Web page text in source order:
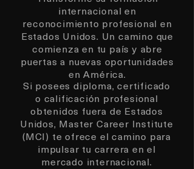
internacional en
reconocimiento profesional en
Estados Unidos. Un camino que
comienza en tu país y abre
puertas a nuevas oportunidades
en América.
Si posees diploma, certificado
o calificación profesional
obtenidos fuera de Estados
Unidos, Master Career Institute
(MCI) te ofrece el camino para
impulsar tu carrera en el
mercado internacional.